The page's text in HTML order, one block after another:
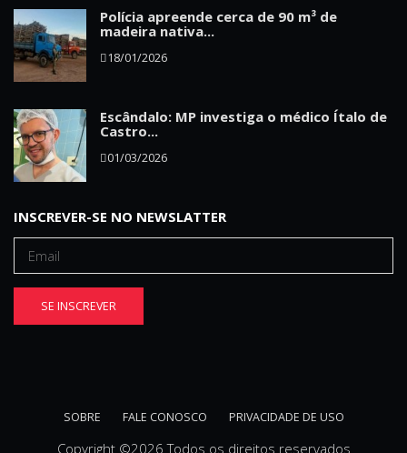
Polícia apreende cerca de 90 m³ de
madeira nativa...
18/01/2026
Escândalo: MP investiga o médico Ítalo de
Castro...
01/03/2026
INSCREVER-SE NO NEWSLATTER
SE INSCREVER
SOBRE FALE CONOSCO PRIVACIDADE DE USO
Copyright ©2026 Todos os direitos reservados